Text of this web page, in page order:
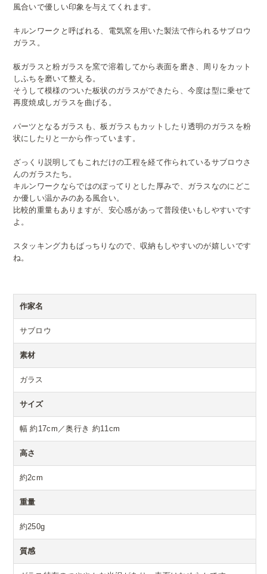
風合いで優しい印象を与えてくれます。
キルンワークと呼ばれる、電気窯を用いた製法で作られるサブロウ
ガラス。
板ガラスと粉ガラスを窯で溶着してから表面を磨き、周りをカット
しふちを磨いて整える。
そうして模様のついた板状のガラスができたら、今度は型に乗せて
再度焼成しガラスを曲げる。
パーツとなるガラスも、板ガラスもカットしたり透明のガラスを粉
状にしたりと一から作っています。
ざっくり説明してもこれだけの工程を経て作られているサブロウさ
んのガラスたち。
キルンワークならではのぽってりとした厚みで、ガラスなのにどこ
か優しい温かみのある風合い。
比較的重量もありますが、安心感があって普段使いもしやすいです
よ。
スタッキング力もばっちりなので、収納もしやすいのが嬉しいです
ね。
作家名
サブロウ
素材
ガラス
サイズ
幅 約17cm／奥行き 約11cm
高さ
約2cm
重量
約250g
質感